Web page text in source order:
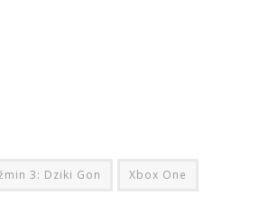
3: Dziki Gon Xbox One